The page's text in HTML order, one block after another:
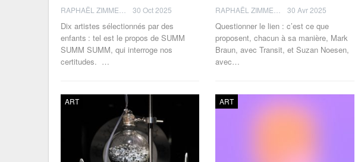
30 Oct 2025
Dix artistes sélectionnés par des
enfants : tel est le propos de SUMM
SUMM SUMM, qui interroge nos
certitudes. …
30 Avr 2025
Questionner le lien : c’est ce que
proposent, chacun à sa manière, Mark
Braun, avec Transit, et Suzan Noesen,
avec…
ART ART